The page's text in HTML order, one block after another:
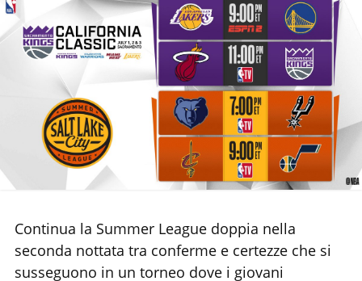
Chi siamo
Continua la Summer League doppia nella
seconda nottata tra conferme e certezze che si
susseguono in un torneo dove i giovani